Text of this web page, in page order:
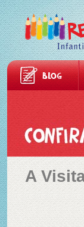
BLOG
A